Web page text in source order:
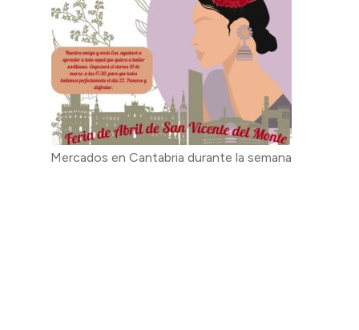
Mercados en Cantabria durante la semana